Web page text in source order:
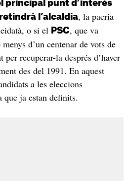
principal punt d’interès
l’alcaldia, la paeria
o si el PSC, que va
d’un centenar de vots de
recuperar-la després d’haver
des del 1991. En aquest
a les eleccions
ja estan definits.